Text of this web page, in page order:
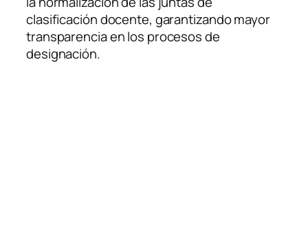
clasificación docente, garantizando mayor
transparencia en los procesos de
designación.